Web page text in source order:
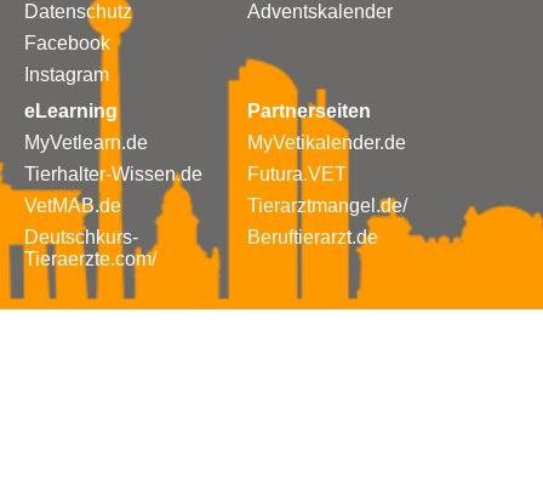
Datenschutz
Facebook
Instagram
Adventskalender
eLearning
MyVetlearn.de
Tierhalter-Wissen.de
VetMAB.de
Deutschkurs-
Tieraerzte.com/
Partnerseiten
MyVetikalender.de
Futura.VET
Tierarztmangel.de/
Beruftierarzt.de